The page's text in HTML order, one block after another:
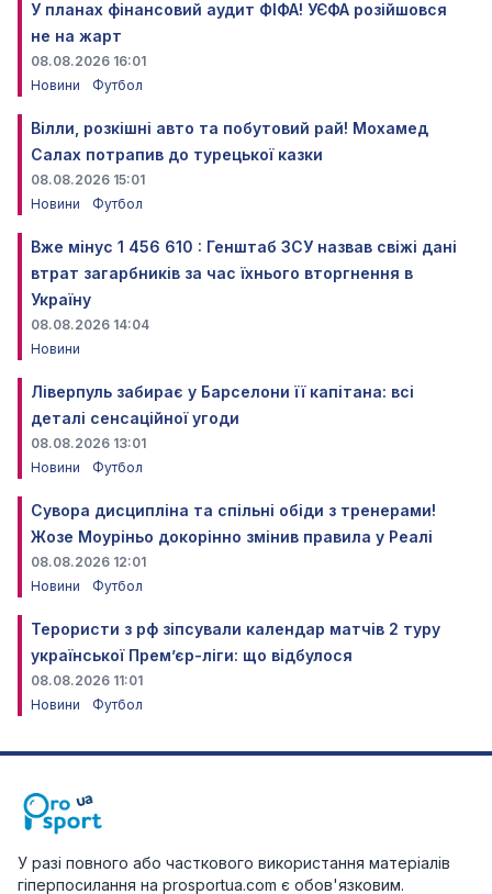
У планах фінансовий аудит ФІФА! УЄФА розійшовся
не на жарт
08.08.2026 16:01
Новини
Футбол
Вілли, розкішні авто та побутовий рай! Мохамед
Салах потрапив до турецької казки
08.08.2026 15:01
Новини
Футбол
Вже мінус 1 456 610 : Генштаб ЗСУ назвав свіжі дані
втрат загарбників за час їхнього вторгнення в
Україну
08.08.2026 14:04
Новини
Ліверпуль забирає у Барселони її капітана: всі
деталі сенсаційної угоди
08.08.2026 13:01
Новини
Футбол
Сувора дисципліна та спільні обіди з тренерами!
Жозе Моуріньо докорінно змінив правила у Реалі
08.08.2026 12:01
Новини
Футбол
Терористи з рф зіпсували календар матчів 2 туру
української Прем’єр-ліги: що відбулося
08.08.2026 11:01
Новини
Футбол
У разі повного або часткового використання матеріалів
гіперпосилання на prosportua.com є обов'язковим.